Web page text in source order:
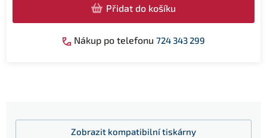
Přidat do košíku
Nákup po telefonu 724 343 299
Zobrazit kompatibilní tiskárny